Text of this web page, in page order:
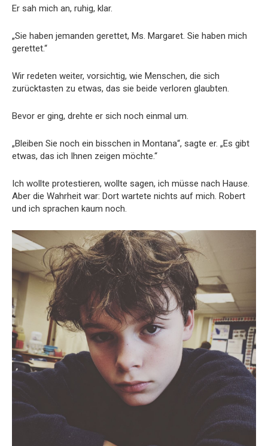
Er sah mich an, ruhig, klar.
„Sie haben jemanden gerettet, Ms. Margaret. Sie haben mich
gerettet.“
Wir redeten weiter, vorsichtig, wie Menschen, die sich
zurücktasten zu etwas, das sie beide verloren glaubten.
Bevor er ging, drehte er sich noch einmal um.
„Bleiben Sie noch ein bisschen in Montana“, sagte er. „Es gibt
etwas, das ich Ihnen zeigen möchte.“
Ich wollte protestieren, wollte sagen, ich müsse nach Hause.
Aber die Wahrheit war: Dort wartete nichts auf mich. Robert
und ich sprachen kaum noch.